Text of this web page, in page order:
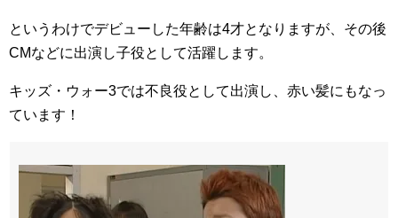
というわけでデビューした年齢は4才となりますが、その後
CMなどに出演し子役として活躍します。
キッズ・ウォー3では不良役として出演し、赤い髪にもなっ
ています！